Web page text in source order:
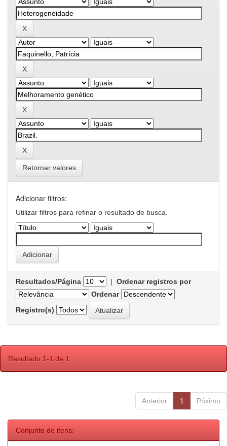
Retornar valores
Adicionar filtros:
Utilizar filtros para refinar o resultado de busca.
Resultados/Página | Ordenar registros por
Ordenar
Registro(s)
Resultado 1-1 de 1.
Anterior 1 Póximo
Conjunto de itens: